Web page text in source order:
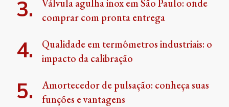
Válvula agulha inox em São Paulo: onde
comprar com pronta entrega
Qualidade em termômetros industriais: o
impacto da calibração
Amortecedor de pulsação: conheça suas
funções e vantagens